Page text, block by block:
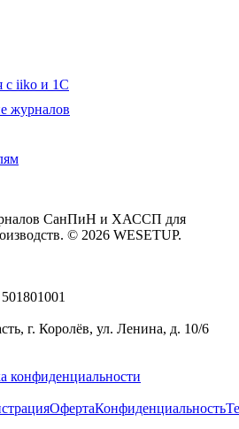
с iiko и 1С
журналов
СанПиН и ХАССП для
© 2026 WESETUP.
г. Королёв, ул. Ленина, д. 10/6
конфиденциальности
ОфертаКонфиденциальность